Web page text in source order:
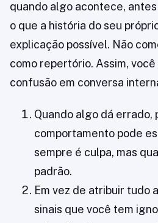
quando algo acontece,
o que a história do seu
explicação possível. Não
como repertório. Assim,
confusão em conversa
Quando algo dá errado,
comportamento pode
sempre é culpa, mas
padrão.
Em vez de atribuir tudo
sinais que você tem